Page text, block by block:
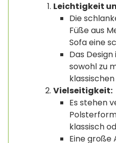
Leichtigkeit
Die
Füße aus
Sofa eine
Das
sowohl zu
Vielseitigkeit:
Es stehen
klassisch
Eine große